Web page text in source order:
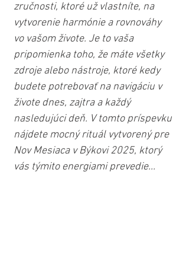
zručnosti, ktoré už vlastníte, na
vytvorenie harmónie a rovnováhy
vo vašom živote. Je to vaša
pripomienka toho, že máte všetky
zdroje alebo nástroje, ktoré kedy
budete potrebovať na navigáciu v
živote dnes, zajtra a každý
nasledujúci deň. V tomto príspevku
nájdete mocný rituál vytvorený pre
Nov Mesiaca v Býkovi 2025, ktorý
vás týmito energiami prevedie...